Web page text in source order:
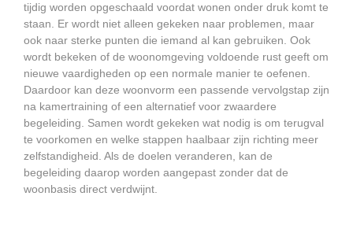
tijdig worden opgeschaald voordat wonen onder druk komt te
staan. Er wordt niet alleen gekeken naar problemen, maar
ook naar sterke punten die iemand al kan gebruiken. Ook
wordt bekeken of de woonomgeving voldoende rust geeft om
nieuwe vaardigheden op een normale manier te oefenen.
Daardoor kan deze woonvorm een passende vervolgstap zijn
na kamertraining of een alternatief voor zwaardere
begeleiding. Samen wordt gekeken wat nodig is om terugval
te voorkomen en welke stappen haalbaar zijn richting meer
zelfstandigheid. Als de doelen veranderen, kan de
begeleiding daarop worden aangepast zonder dat de
woonbasis direct verdwijnt.